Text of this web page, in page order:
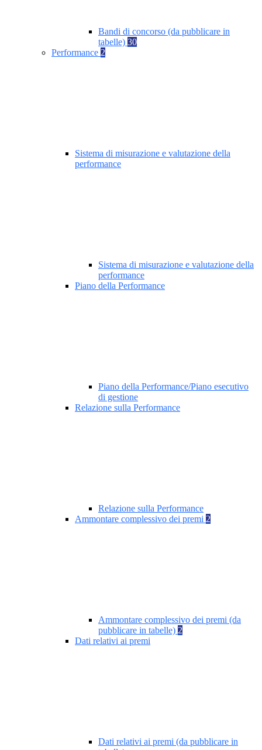
Bandi di concorso (da pubblicare in
tabelle) 30
Performance 2
Sistema di misurazione e valutazione della
performance
Sistema di misurazione e valutazione della
performance
Piano della Performance
Piano della Performance/Piano esecutivo
di gestione
Relazione sulla Performance
Relazione sulla Performance
Ammontare complessivo dei premi 2
Ammontare complessivo dei premi (da
pubblicare in tabelle) 2
Dati relativi ai premi
Dati relativi ai premi (da pubblicare in